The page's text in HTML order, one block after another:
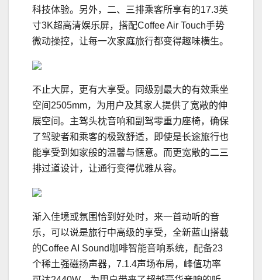
科技体验。另外，二、三排乘客所享有的17.3英
寸3K超高清娱乐屏，搭配Coffee Air Touch手势
微动操控，让每一次家庭旅行都变得趣味横生。
不止大屏，更有大享受。同级别最大的有效乘坐
空间2505mm，为用户及其家人提供了宽敞的伸
展空间。主驾头枕音响和副驾零重力座椅，确保
了驾驶者和乘客的极致舒适，即使是长途旅行也
能享受到如家般的温馨与惬意。而更宽敞的二三
排过道设计，让通行变得优雅从容。
渐入佳境或氛围恰到好处时，来一首动听的音
乐，可以说是旅行中高级的享受，全新蓝山搭载
的Coffee AI Sound咖啡智能音响系统，配备23
个稀土强磁扬声器，7.1.4声场布局，峰值功率